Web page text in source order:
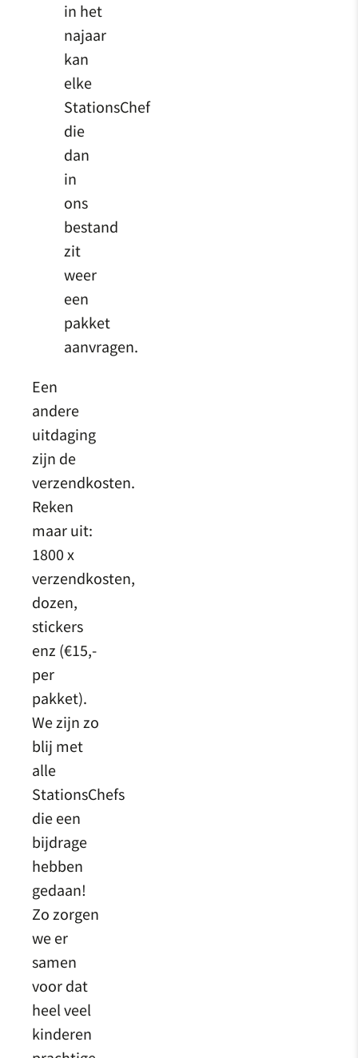
in het
najaar
kan
elke
StationsChef
die
dan
in
ons
bestand
zit
weer
een
pakket
aanvragen.
Een
andere
uitdaging
zijn de
verzendkosten.
Reken
maar uit:
1800 x
verzendkosten,
dozen,
stickers
enz (€15,-
per
pakket).
We zijn zo
blij met
alle
StationsChefs
die een
bijdrage
hebben
gedaan!
Zo zorgen
we er
samen
voor dat
heel veel
kinderen